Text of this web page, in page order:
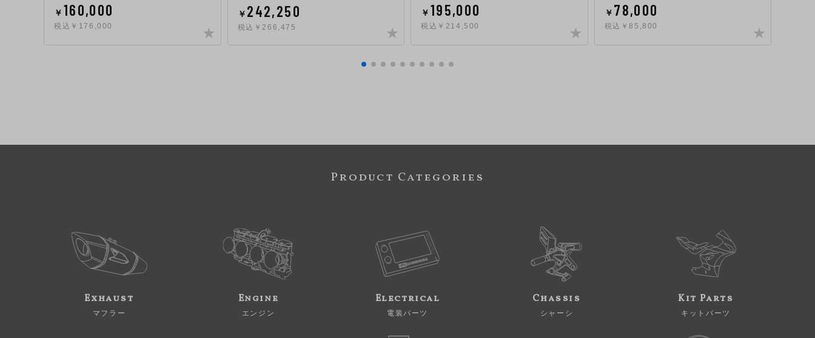
￥ 160,000
税込￥176,000
￥ 242,250
税込￥266,475
￥ 195,000
税込￥214,500
￥ 78,000
税込￥85,800
Product Categories
Exhaust
マフラー
Engine
エンジン
Electrical
電装パーツ
Chassis
シャーシ
Kit Parts
キットパーツ